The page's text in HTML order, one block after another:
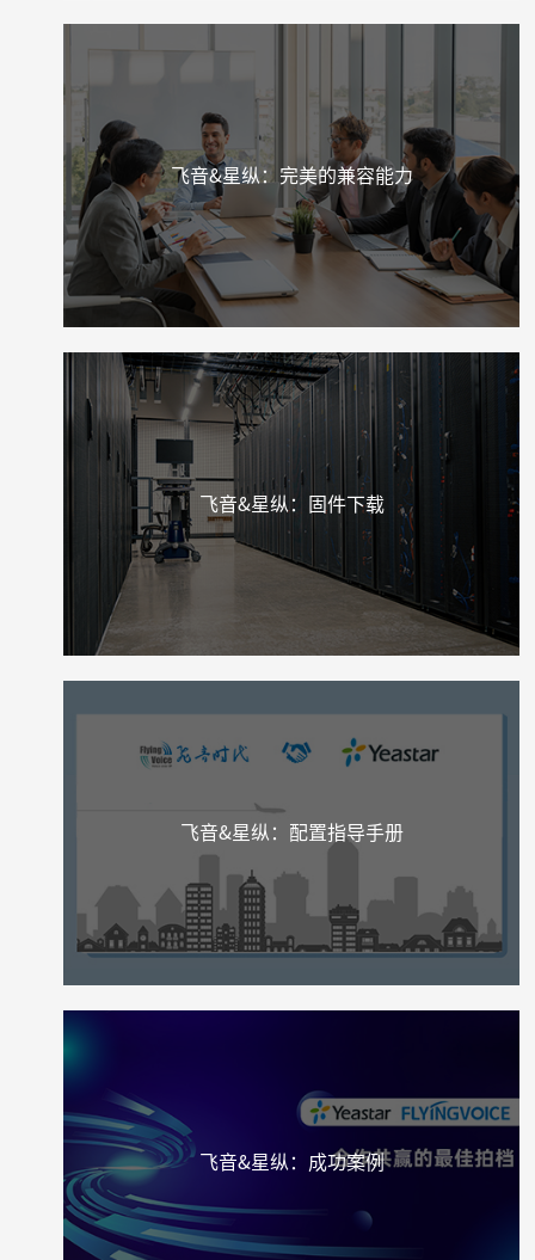
飞音&星纵：完美的兼容能力
飞音&星纵：固件下载
飞音&星纵：配置指导手册
飞音&星纵：成功案例